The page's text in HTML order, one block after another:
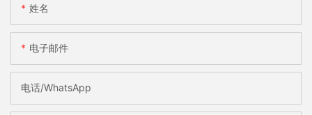
姓名
电子邮件
电话/WhatsApp